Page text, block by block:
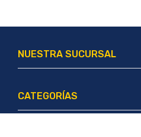
NUESTRA SUCURSAL
CATEGORÍAS